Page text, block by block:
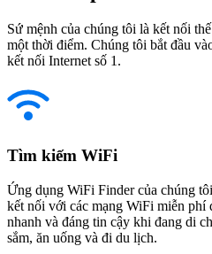
Sứ mệnh của chúng tôi là kết nối
một thời điểm. Chúng tôi bắt đầu
kết nối Internet số 1.
Tìm kiếm WiFi
Ứng dụng WiFi Finder của chúng
kết nối với các mạng WiFi miễn phí
nhanh và đáng tin cậy khi đang di
sắm, ăn uống và đi du lịch.